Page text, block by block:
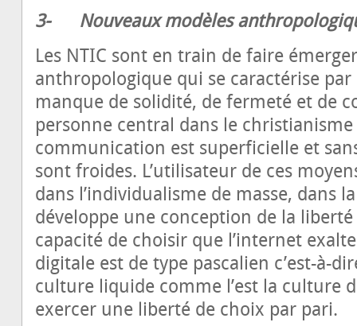
3- Nouveaux modèles
Les NTIC sont en train de faire
anthropologique qui se caractérise
manque de solidité, de fermeté et de
personne central dans le
communication est superficielle et
sont froides. L’utilisateur de ces
dans l’individualisme de masse, dans
développe une conception de la
capacité de choisir que l’internet
digitale est de type pascalien c’est-à-
culture liquide comme l’est la culture
exercer une liberté de choix par pari.